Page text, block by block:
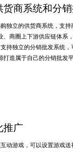
货商系统和分
独立的供货商系统，支
、商圈上下游供应链体系
持独立的分销批发系统
打造属于自己的分销批发
推广
动游戏，可以设置游戏送